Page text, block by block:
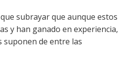
subrayar que aunque estos
y han ganado en experiencia,
suponen de entre las